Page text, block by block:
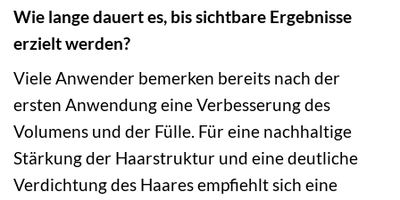
Wie lange dauert es, bis sichtbare Ergebnisse
erzielt werden?
Viele Anwender bemerken bereits nach der
ersten Anwendung eine Verbesserung des
Volumens und der Fülle. Für eine nachhaltige
Stärkung der Haarstruktur und eine deutliche
Verdichtung des Haares empfiehlt sich eine